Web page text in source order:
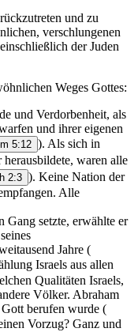
und zu
verschlungenen
der Juden
Weges Gottes:
und Verdorbenheit, als
und ihrer eigenen
5:12 ). Als sich in
waren alle
2:3 ). Keine Nation der
Alle
Gang setzte, erwählte er
Jahre (
Israels aus allen
Qualitäten Israels,
Völker. Abraham
berufen wurde (
Vorzug? Ganz und